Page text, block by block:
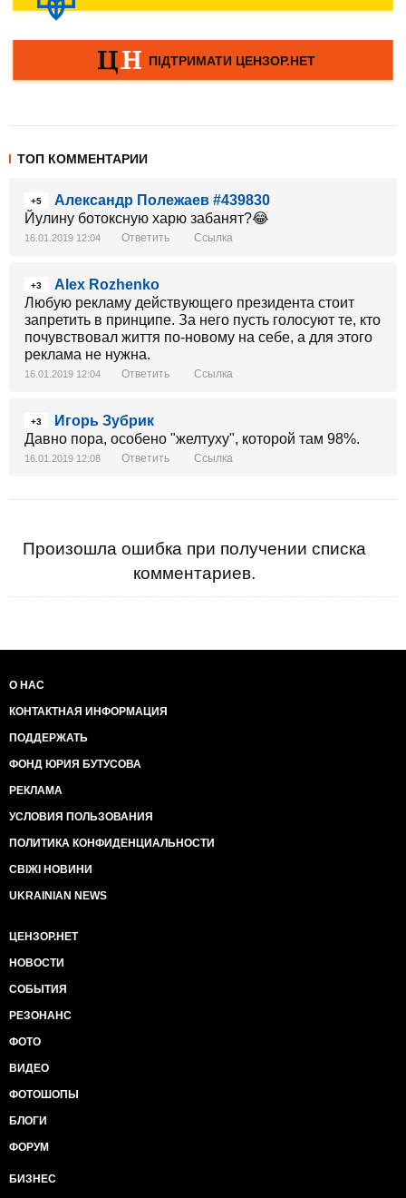
ТОП КОММЕНТАРИИ
+5
Александр Полежаев #439830
Йулину ботоксную харю забанят?😂
16.01.2019 12:04 Ответить Ссылка
+3
Alex Rozhenko
Любую рекламу действующего президента стоит
запретить в принципе. За него пусть голосуют те, кто
почувствовал життя по-новому на себе, а для этого
реклама не нужна.
16.01.2019 12:04 Ответить Ссылка
+3
Игорь Зубрик
Давно пора, особено "желтуху", которой там 98%.
16.01.2019 12:08 Ответить Ссылка
Произошла ошибка при получении списка
комментариев.
О НАС
КОНТАКТНАЯ ИНФОРМАЦИЯ
ПОДДЕРЖАТЬ
ФОНД ЮРИЯ БУТУСОВА
РЕКЛАМА
УСЛОВИЯ ПОЛЬЗОВАНИЯ
ПОЛИТИКА КОНФИДЕНЦИАЛЬНОСТИ
СВІЖІ НОВИНИ
UKRAINIAN NEWS
ЦЕНЗОР.НЕТ
НОВОСТИ
СОБЫТИЯ
РЕЗОНАНС
ФОТО
ВИДЕО
ФОТОШОПЫ
БЛОГИ
ФОРУМ
БИЗНЕС